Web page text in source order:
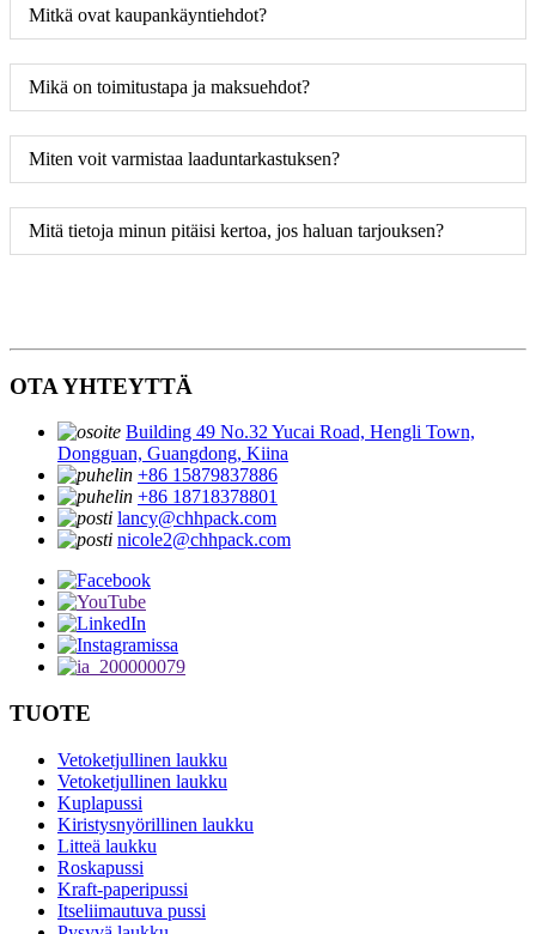
Mitkä ovat kaupankäyntiehdot?
Mikä on toimitustapa ja maksuehdot?
Miten voit varmistaa laaduntarkastuksen?
Mitä tietoja minun pitäisi kertoa, jos haluan tarjouksen?
OTA YHTEYTTÄ
Building 49 No.32 Yucai Road, Hengli Town,
Dongguan, Guangdong, Kiina
+86 15879837886
+86 18718378801
lancy@chhpack.com
nicole2@chhpack.com
TUOTE
Vetoketjullinen laukku
Vetoketjullinen laukku
Kuplapussi
Kiristysnyörillinen laukku
Litteä laukku
Roskapussi
Kraft-paperipussi
Itseliimautuva pussi